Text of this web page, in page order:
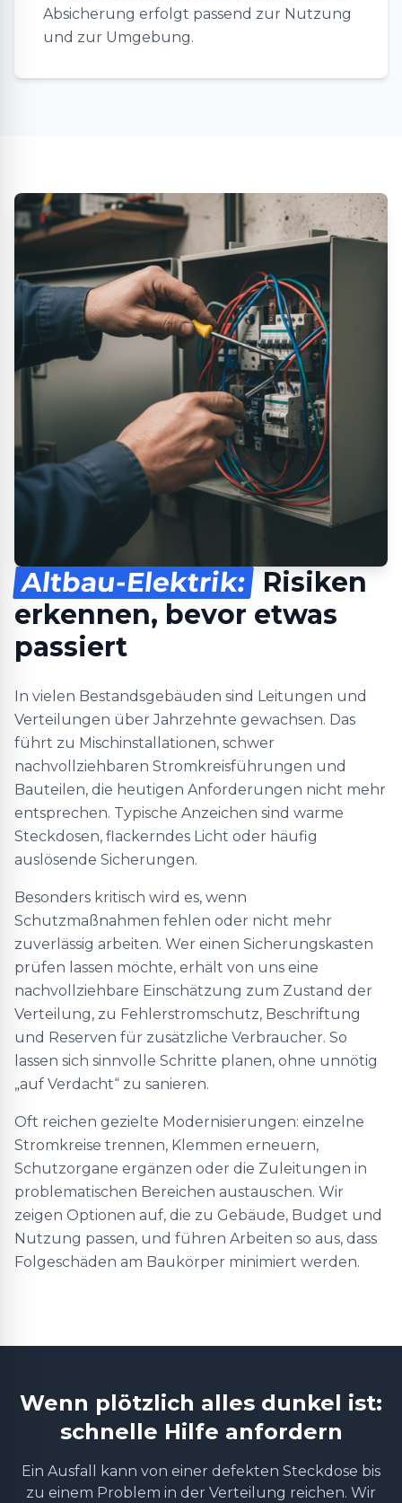
Absicherung erfolgt passend zur Nutzung
und zur Umgebung.
Altbau-Elektrik: Risiken
erkennen, bevor etwas
passiert
In vielen Bestandsgebäuden sind Leitungen und
Verteilungen über Jahrzehnte gewachsen. Das
führt zu Mischinstallationen, schwer
nachvollziehbaren Stromkreisführungen und
Bauteilen, die heutigen Anforderungen nicht mehr
entsprechen. Typische Anzeichen sind warme
Steckdosen, flackerndes Licht oder häufig
auslösende Sicherungen.
Besonders kritisch wird es, wenn
Schutzmaßnahmen fehlen oder nicht mehr
zuverlässig arbeiten. Wer einen Sicherungskasten
prüfen lassen möchte, erhält von uns eine
nachvollziehbare Einschätzung zum Zustand der
Verteilung, zu Fehlerstromschutz, Beschriftung
und Reserven für zusätzliche Verbraucher. So
lassen sich sinnvolle Schritte planen, ohne unnötig
„auf Verdacht“ zu sanieren.
Oft reichen gezielte Modernisierungen: einzelne
Stromkreise trennen, Klemmen erneuern,
Schutzorgane ergänzen oder die Zuleitungen in
problematischen Bereichen austauschen. Wir
zeigen Optionen auf, die zu Gebäude, Budget und
Nutzung passen, und führen Arbeiten so aus, dass
Folgeschäden am Baukörper minimiert werden.
Wenn plötzlich alles dunkel ist:
schnelle Hilfe anfordern
Ein Ausfall kann von einer defekten Steckdose bis
zu einem Problem in der Verteilung reichen. Wir